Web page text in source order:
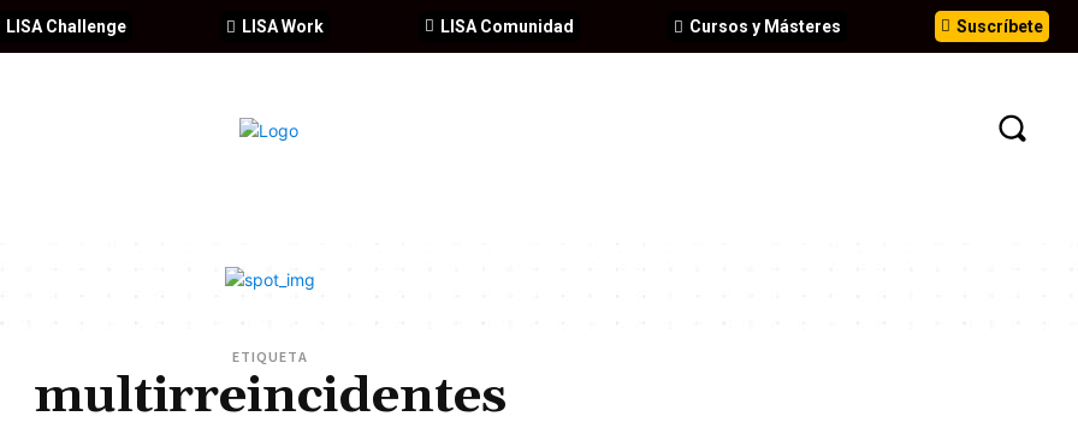
Suscríbete
Cursos y Másteres
LISA Comunidad
LISA Work
LISA Challenge
ETIQUETA
multirreincidentes